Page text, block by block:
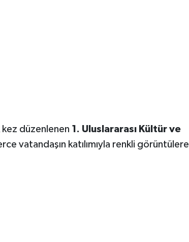
kez düzenlenen 1. Uluslararası Kültür ve
vatandaşın katılımıyla renkli görüntülere